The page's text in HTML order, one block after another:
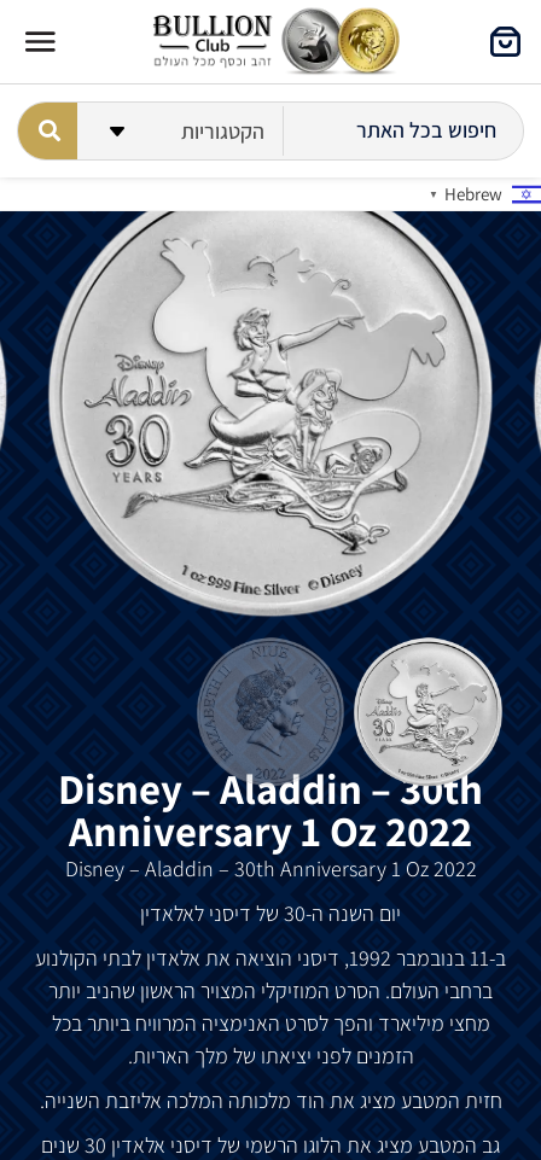
Hebrew
▼
‏Disney – Aladdin – 30th
Anniversary 1 Oz 2022
Disney – Aladdin – 30th Anniversary 1 Oz 2022
יום השנה ה-30 של דיסני לאלאדין
ב-11 בנובמבר דיסני הוציאה את אלאדין לבתי הקולנוע
ברחבי העולם. הסרט המוזיקלי המצויר הראשון שהניב יותר
מחצי מיליארד והפך לסרט האנימציה המרוויח ביותרבכל
הזמנים לפני יציאתו של מלך האריות.
חזית המטבע מציג את הוד מלכותה המלכה אליזבת השנייה.
גב המטבע מציג את הלוגו הרשמי של דיסני אלאדין
שנים